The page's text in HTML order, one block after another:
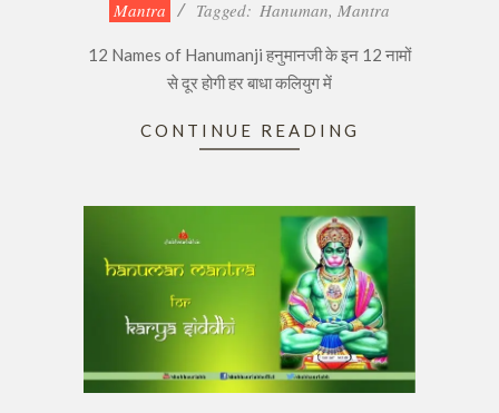
06
Mantra Tagged: Hanuman, Mantra
12 Names of Hanumanji हनुमानजी के इन 12 नामों
से दूर होगी हर बाधा कलियुग में
CONTINUE READING